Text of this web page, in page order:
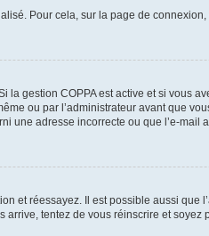
Pour cela, sur la page de
la gestion COPPA est active et si vous
ou par l’administrateur avant que
une adresse incorrecte ou que l’e-
et réessayez. Il est possible aussi
tentez de vous réinscrire et soyez